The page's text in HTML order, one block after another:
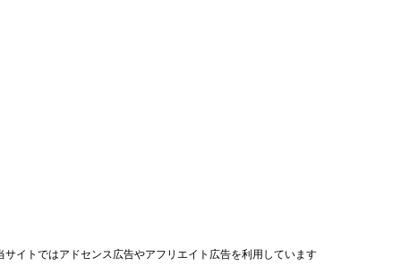
サイトではアドセンス広告やアフリエイト広告を利用しています